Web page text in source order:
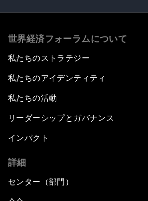
世界経済フォーラムについて
私たちのストラテジー
私たちのアイデンティティ
私たちの活動
リーダーシップとガバナンス
インパクト
詳細
センター（部門）